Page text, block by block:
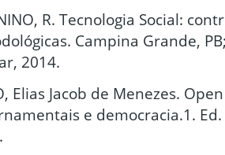
R. Tecnologia Social:
Campina Grande,
2014.
Elias Jacob de Menezes.
e democracia.1.